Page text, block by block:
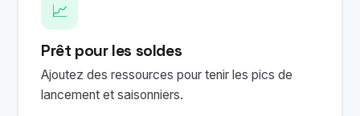
📈
Prêt pour les soldes
Ajoutez des ressources pour tenir les pics de
lancement et saisonniers.